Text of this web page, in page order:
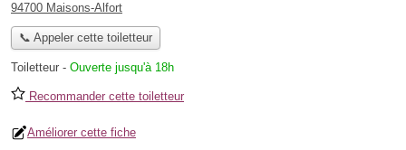
94700 Maisons-Alfort
📞 Appeler cette toiletteur
Toiletteur - Ouverte jusqu'à 18h
Recommander cette toiletteur
Améliorer cette fiche